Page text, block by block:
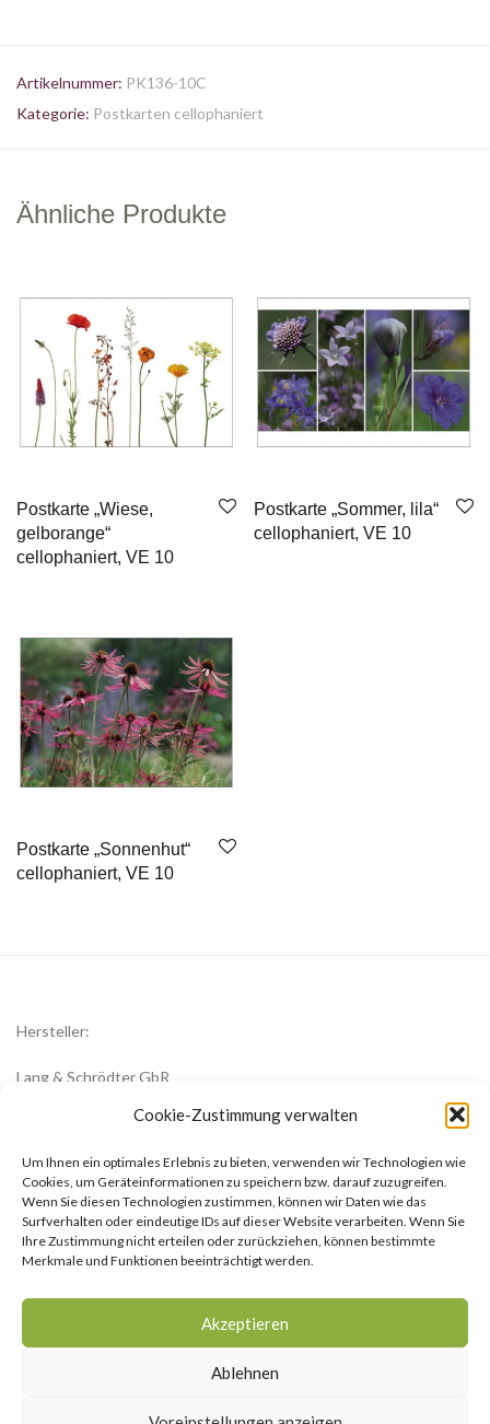
Cookie-Zustimmung verwalten
Um Ihnen ein optimales Erlebnis zu bieten, verwenden wir Technologien wie
Cookies, um Geräteinformationen zu speichern bzw. darauf zuzugreifen.
Wenn Sie diesen Technologien zustimmen, können wir Daten wie das
Surfverhalten oder eindeutige IDs auf dieser Website verarbeiten. Wenn Sie
Ihre Zustimmung nicht erteilen oder zurückziehen, können bestimmte
Merkmale und Funktionen beeinträchtigt werden.
Akzeptieren
Ablehnen
Artikelnummer: PK136-10C
Kategorie: Postkarten cellophaniert
Ähnliche Produkte
Postkarte „Wiese,
gelborange“
cellophaniert, VE 10
Postkarte „Sommer, lila“
cellophaniert, VE 10
Postkarte „Sonnenhut“
cellophaniert, VE 10
Hersteller:
Lang & Schrödter GbR
Königsberger Str. 8
office@zwiebelblueher.de
AGB